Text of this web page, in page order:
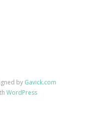
by Gavick.com
WordPress